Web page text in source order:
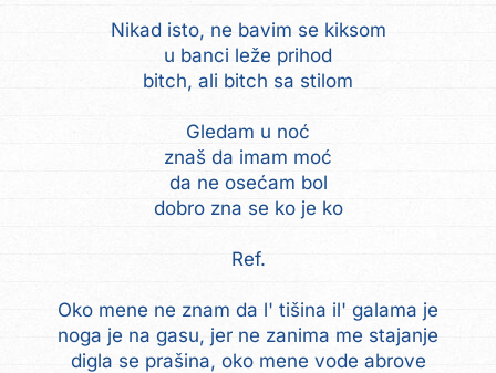
Nikad isto, ne bavim se kiksom
u banci leže prihod
bitch, ali bitch sa stilom
Gledam u noć
znaš da imam moć
da ne osećam bol
dobro zna se ko je ko
Ref.
Oko mene ne znam da l' tišina il' galama je
noga je na gasu, jer ne zanima me stajanje
digla se prašina, oko mene vode abrove